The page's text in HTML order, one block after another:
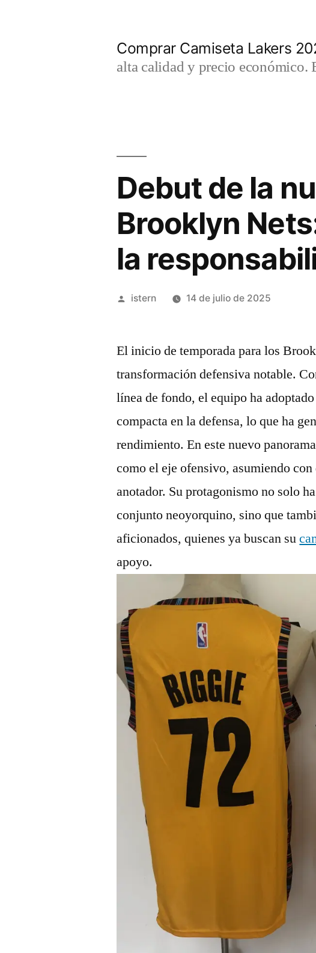
Comprar Camiseta Lakers
alta calidad y precio económico.
Debut de la
Brooklyn
la
Publicado
istern 14 de julio de 2025
El inicio de temporada para los
transformación defensiva notable.
línea de fondo, el equipo ha
compacta en la defensa, lo que ha
rendimiento. En este nuevo
como el eje ofensivo, asumiendo
anotador. Su protagonismo no solo
conjunto neoyorquino, sino que
aficionados, quienes ya buscan su
apoyo.